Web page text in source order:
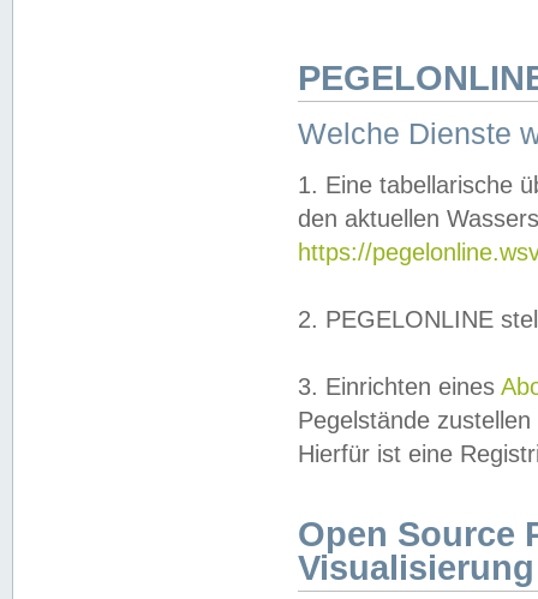
Welche Dienste
1. Eine tabellarische
den aktuellen
https://
2. PEGELONLINE
3. Einrichten eines
Pegelstände
Hierfür ist eine
Open Source
Visualisierung